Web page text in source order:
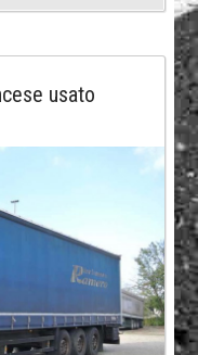
usato